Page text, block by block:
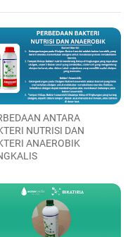
ANTARA
NUTRISI DAN
ANAEROBIK